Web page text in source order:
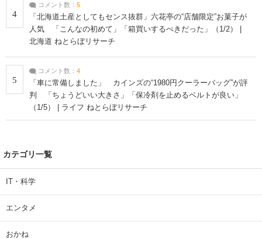
4
コメント数： 5
「北海道土産としてもセンス抜群」六花亭の“店舗限定”お菓子が
人気 「こんなの初めて」「箱買いするべきだった」（1/2） |
北海道 ねとらぼリサーチ
5
コメント数： 4
「車に常備しました」 カインズの“1980円クーラーバッグ”が評
判 「ちょうどいい大きさ」「保冷剤を止めるベルトが良い」
（1/5） | ライフ ねとらぼリサーチ
カテゴリ一覧
IT・科学
エンタメ
おかね